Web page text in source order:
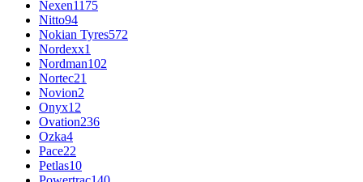
Nexen1175
Nitto94
Nokian Tyres572
Nordexx1
Nordman102
Nortec21
Novion2
Onyx12
Ovation236
Ozka4
Pace22
Petlas10